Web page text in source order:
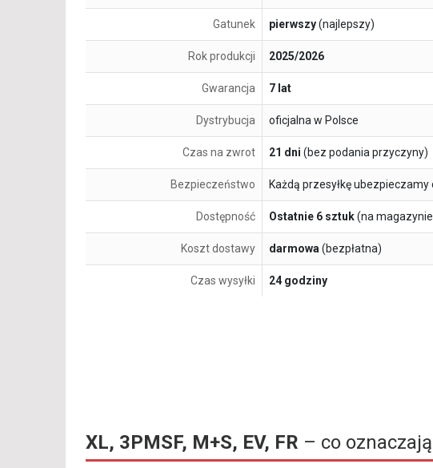
Gatunek pierwszy(najlepszy)
Rok produkcji 2025/2026
Gwarancja 7 lat
Dystrybucja oficjalna w Polsce
Czas na zwrot 21 dni (bez podania przyczyny)
Bezpieczeństwo Każdą przesyłkę ubezpieczamy
Dostępność Ostatnie 6 sztuk(na
Koszt dostawy darmowa(bezpłatna)
Czas wysyłki 24 godziny
XL, 3PMSF, M+S, EV, FR – co